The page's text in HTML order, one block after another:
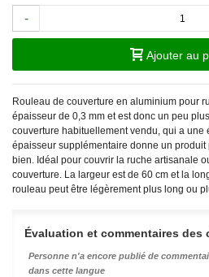
-
Ajouter au
Rouleau de couverture en aluminium pour
épaisseur de 0,3 mm et est donc un peu
couverture habituellement vendu, qui a une
épaisseur supplémentaire donne un
bien. Idéal pour couvrir la ruche artisanale
couverture. La largeur est de 60 cm et la
rouleau peut être légèrement plus long ou
Évaluation et commentaires des
Personne n'a encore publié de
dans cette langue